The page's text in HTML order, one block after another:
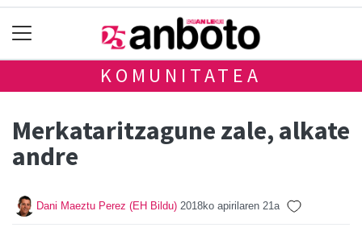
KOMUNITATEA
Merkataritzagune zale, alkate
andre
Dani Maeztu Perez (EH Bildu) 2018ko apirilaren 21a